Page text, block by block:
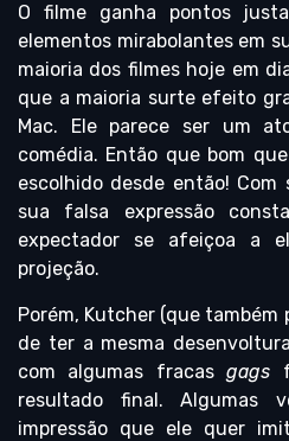
O filme ganha pontos
elementos mirabolantes em
maioria dos filmes hoje em
que a maioria surte efeito
Mac. Ele parece ser um
comédia. Então que bom
escolhido desde então! Com
sua falsa expressão
expectador se afeiçoa a
projeção.
Porém, Kutcher (que também
de ter a mesma
com algumas fracasgags
resultado final. Algumas
impressão que ele quer